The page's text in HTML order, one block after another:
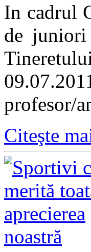
In cadrul
de juniori
profesor/
Citeşte